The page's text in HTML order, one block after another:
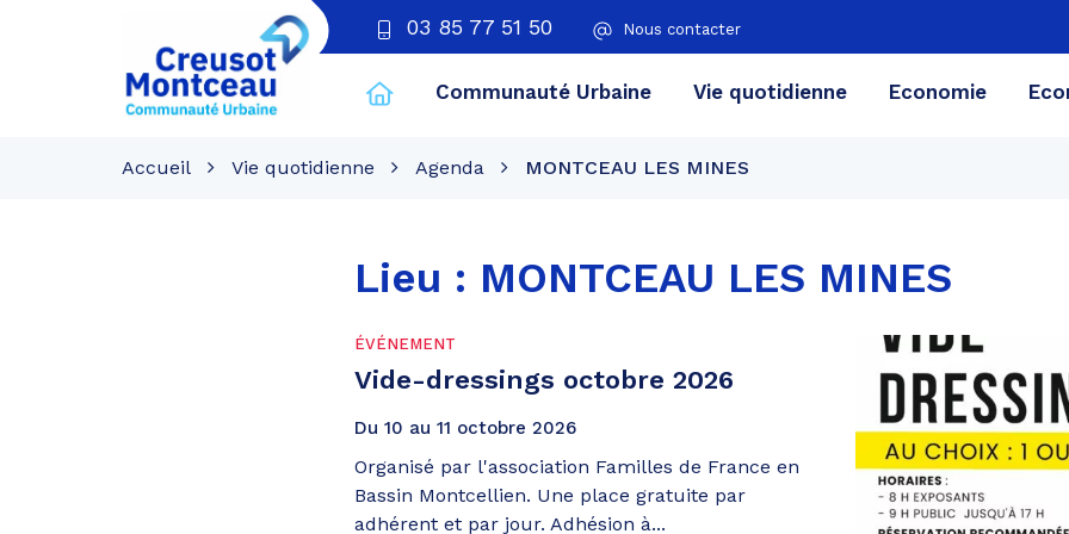
03 85 77 51 50 Nous contacter
Creusot
Montceau
Communauté Urbaine Vie quotidienne Economie
Accueil Vie quotidienne Agenda MONTCEAU LES MINES
Lieu : MONTCEAU LES MINES
ÉVÉNEMENT
Vide-dressings octobre 2026
Du 10 au 11 octobre 2026
Organisé par l'association Familles de France en
Bassin Montcellien. Une place gratuite par
adhérent et par jour. Adhésion à...